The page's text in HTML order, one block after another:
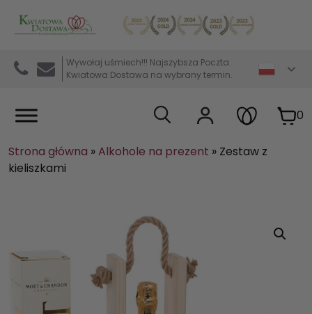
Kwiaciarnia internetowa Kwiatowa Dostawa
Wywołaj uśmiech!!! Najszybsza Poczta.
Kwiatowa Dostawa na wybrany termin.
0
Strona główna »Alkohole na prezent » Zestaw z
kieliszkami